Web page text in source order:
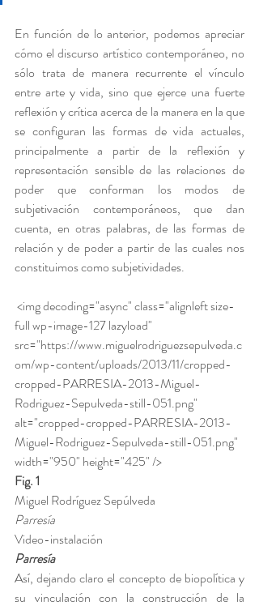
En función de lo anterior, podemos apreciar
cómo el discurso artístico contemporáneo, no
sólo trata de manera recurrente el vínculo
entre arte y vida, sino que ejerce una fuerte
reflexión y crítica acerca de la manera en la que
se configuran las formas de vida actuales,
principalmente a partir de la reflexión y
representación sensible de las relaciones de
poder que conforman los modos de
subjetivación contemporáneos, que dan
cuenta, en otras palabras, de las formas de
relación y de poder a partir de las cuales nos
constituimos como subjetividades.
full wp-image-127 lazyload"
src="https://www.miguelrodriguezsepulveda.c
om/wp-content/uploads/2013/11/cropped-
cropped-PARRESIA-2013-Miguel-
Rodriguez-Sepulveda-still-051.png"
alt="cropped-cropped-PARRESIA-2013-
Miguel-Rodriguez-Sepulveda-still-051.png"
width="950" height="425" />
Fig. 1
Miguel Rodríguez Sepúlveda
Parresía
Video-instalación
Parresía
Así, dejando claro el concepto de biopolítica y
su vinculación con la construcción de la